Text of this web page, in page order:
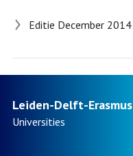
Editie December 2014
Leiden-Delft-Erasmus
Universities